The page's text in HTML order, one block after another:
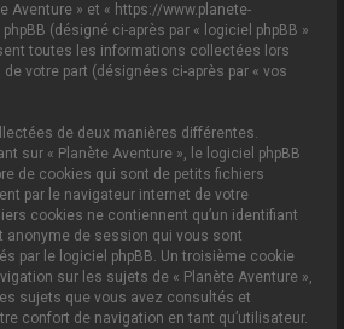
Aventure » et « https://www.planete-
(désigné ci-après par « logiciel phpBB »
toutes les informations collectées lors
votre part (désignées ci-après par « vos
de deux manières différentes.
sur « Planète Aventure », le logiciel phpBB
de cookies qui sont de petits fichiers
par le navigateur internet de votre
cookies ne contiennent qu’un identifiant
anonyme de session qui vous sont
par le logiciel phpBB. Un troisième cookie
sur les sujets de « Planète Aventure »,
sujets que vous avez consultés et
confort de navigation en tant qu’utilisateur.